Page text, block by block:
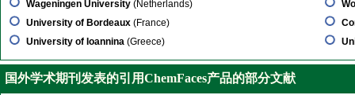
Wageningen University (Netherlands)
University of Bordeaux (France)
University of Ioannina (Greece)
国外学术期刊发表的引用ChemFaces产品的部分文献